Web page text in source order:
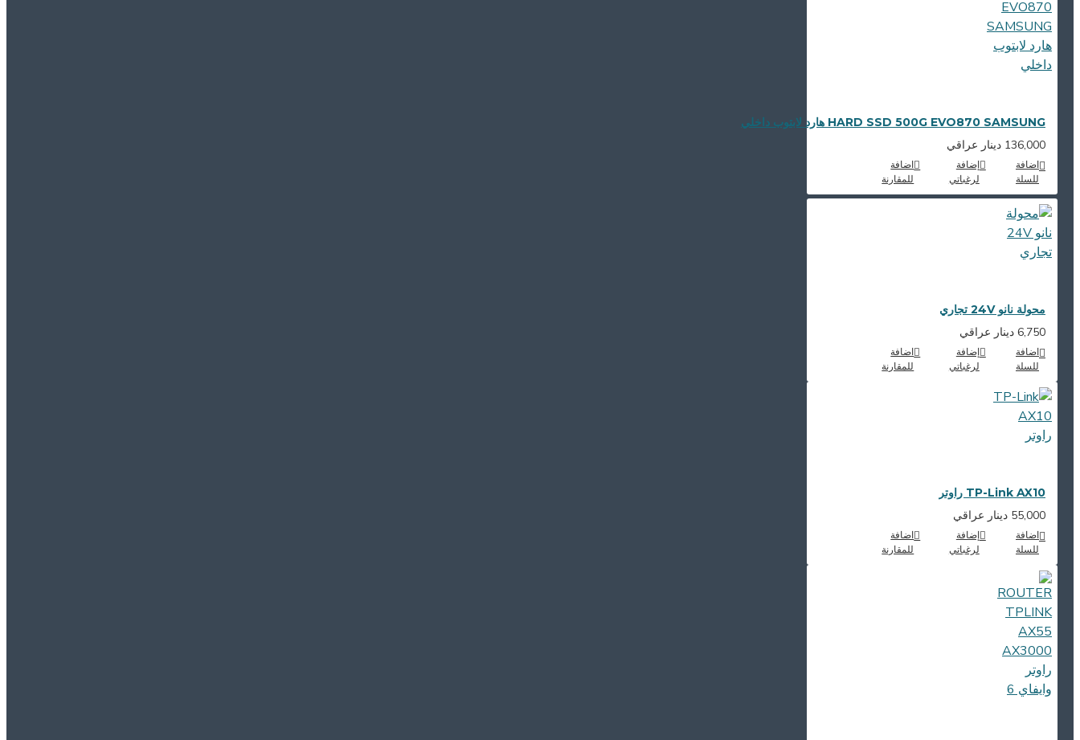
HARD SSD 500G EVO870 SAMSUNG هارد لابتوب داخلي
136,000 دينار عراقي
اضافة
للسلة
إضافة
لرغباتي
اضافة
للمقارنة
محولة نانو 24V تجاري
6,750 دينار عراقي
اضافة
للسلة
إضافة
لرغباتي
اضافة
للمقارنة
TP-Link AX10 راوتر
55,000 دينار عراقي
اضافة
للسلة
إضافة
لرغباتي
اضافة
للمقارنة